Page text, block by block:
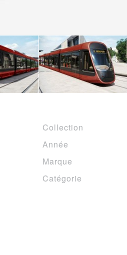
Collection
Année
Marque
Catégorie